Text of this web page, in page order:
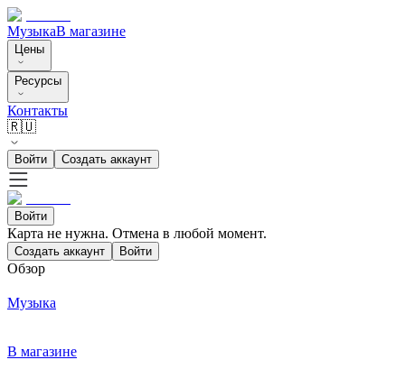
МузыкаВ магазине
Цены
Ресурсы
Контакты
🇷🇺
Войти Создать аккаунт
Войти
Карта не нужна. Отмена в любой момент.
Создать аккаунт Войти
Обзор
Музыка
В магазине